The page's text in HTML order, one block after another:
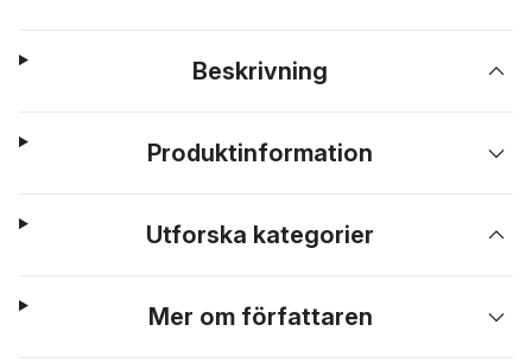
Beskrivning
Produktinformation
Utforska kategorier
Mer om författaren